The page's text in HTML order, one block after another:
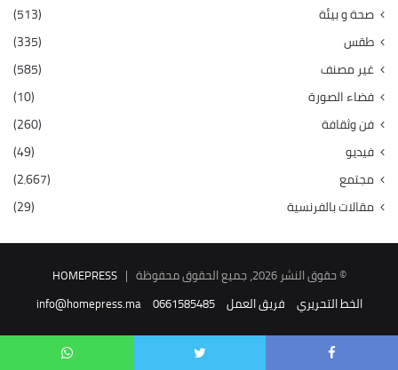
صحة و بيئة
(513)
طقس
(335)
غير مصنف
(585)
فضاء الصورة
(10)
فن وثقافة
(260)
فيديو
(49)
مجتمع
(2٬667)
مقالات بالفرنسية
(29)
© حقوق النشر 2026، جميع الحقوق محفوظة |
HOMEPRESS
الخط التحريري فريق العمل 0661585485
info@homepress.ma